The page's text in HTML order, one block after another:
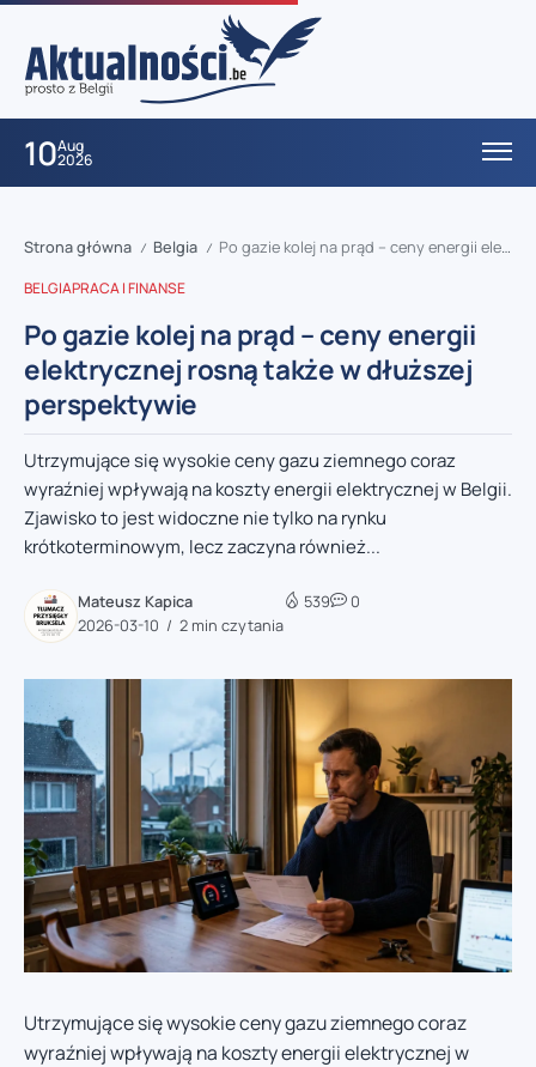
10Aug
2026
Strona główna / Belgia / Po gazie kolej na prąd – ceny energii elektrycznej rosną także w dłuższej perspektywie
BELGIAPRACA I FINANSE
Po gazie kolej na prąd – ceny energii
elektrycznej rosną także w dłuższej
perspektywie
Utrzymujące się wysokie ceny gazu ziemnego coraz
wyraźniej wpływają na koszty energii elektrycznej w Belgii.
Zjawisko to jest widoczne nie tylko na rynku
krótkoterminowym, lecz zaczyna również...
Mateusz Kapica
2026-03-10
2 min czytania
539 0
Utrzymujące się wysokie ceny gazu ziemnego coraz
wyraźniej wpływają na koszty energii elektrycznej w